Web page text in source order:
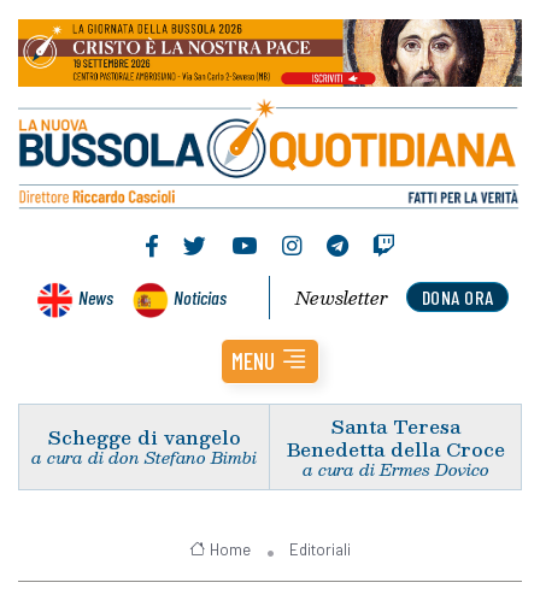
News Noticias DONA ORA
Newsletter
MENU
Schegge di vangelo
a cura di don Stefano Bimbi
Santa Teresa
Benedetta della Croce
a cura di Ermes Dovico
Home Editoriali